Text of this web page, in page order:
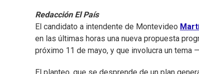
Redacción El País
El candidato a intendente de Montevideo
en las últimas horas una nueva propuesta
próximo 11 de mayo, y que involucra un